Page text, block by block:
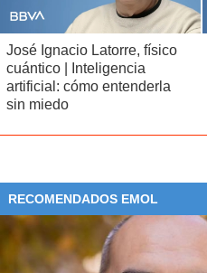
José Ignacio Latorre, físico
cuántico | Inteligencia
artificial: cómo entenderla
sin miedo
RECOMENDADOS EMOL